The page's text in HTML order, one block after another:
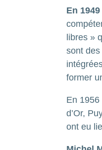
En
libres »
sont
former
En
d’Or,
ont eu